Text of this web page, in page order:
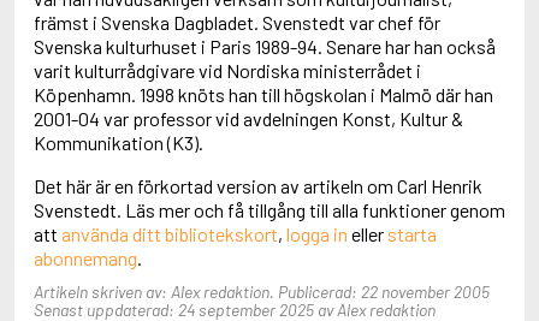
främst i Svenska Dagbladet. Svenstedt var chef för
Svenska kulturhuset i Paris 1989-94. Senare har han också
varit kulturrådgivare vid Nordiska ministerrådet i
Köpenhamn. 1998 knöts han till högskolan i Malmö där han
2001-04 var professor vid avdelningen Konst, Kultur &
Kommunikation (K3).
Det här är en förkortad version av artikeln om Carl Henrik
Svenstedt. Läs mer och få tillgång till alla funktioner genom
att använda ditt bibliotekskort, logga in eller starta
abonnemang
Artikeln skriven av: Alex redaktion. Publicerad: 22 november 2005
Senast uppdaterad: 24 september 2025 av Alex redaktion